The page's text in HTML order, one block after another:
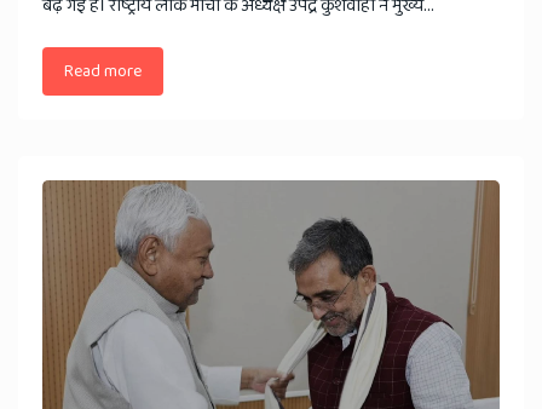
बढ़ गई है। राष्ट्रीय लोक मोर्चा के अध्यक्ष उपेंद्र कुशवाहा ने मुख्य...
Read more